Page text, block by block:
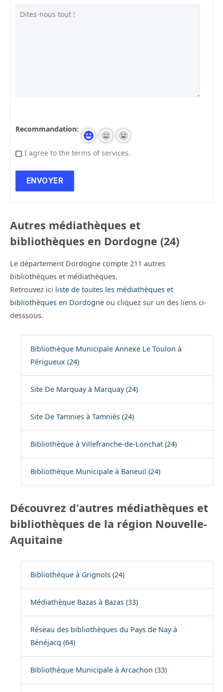
Recommandation:
I agree to the terms of services.
Autres médiathèques et
bibliothèques en Dordogne (24)
Le département Dordogne compte 211 autres
bibliothèques et médiathèques.
Retrouvez ici liste de toutes les médiathèques et
bibliothèques en Dordogne ou cliquez sur un des liens ci-
desssous.
Bibliothèque Municipale Annexe Le Toulon à
Périgueux (24)
Site De Marquay à Marquay (24)
Site De Tamnies à Tamniès (24)
Bibliothèque à Villefranche-de-Lonchat (24)
Bibliothèque Municipale à Baneuil (24)
Découvrez d'autres médiathèques et
bibliothèques de la région Nouvelle-
Aquitaine
Bibliothèque à Grignols (24)
Médiathèque Bazas à Bazas (33)
Réseau des bibliothèques du Pays de Nay à
Bénéjacq (64)
Bibliothèque Municipale à Arcachon (33)